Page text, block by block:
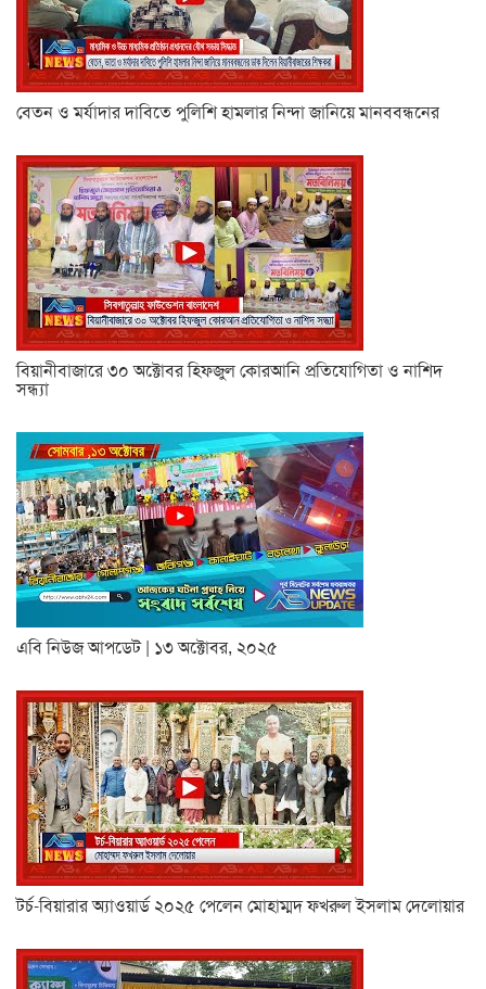
বেতন ও মর্যাদার দাবিতে পুলিশি হামলার নিন্দা জানিয়ে মানববন্ধনের
বিয়ানীবাজারে ৩০ অক্টোবর হিফজুল কোরআনি প্রতিযোগিতা ও নাশিদ
সন্ধ্যা
এবি নিউজ আপডেট | ১৩ অক্টোবর, ২০২৫
টর্চ-বিয়ারার অ্যাওয়ার্ড ২০২৫ পেলেন মোহাম্মদ ফখরুল ইসলাম দেলোয়ার